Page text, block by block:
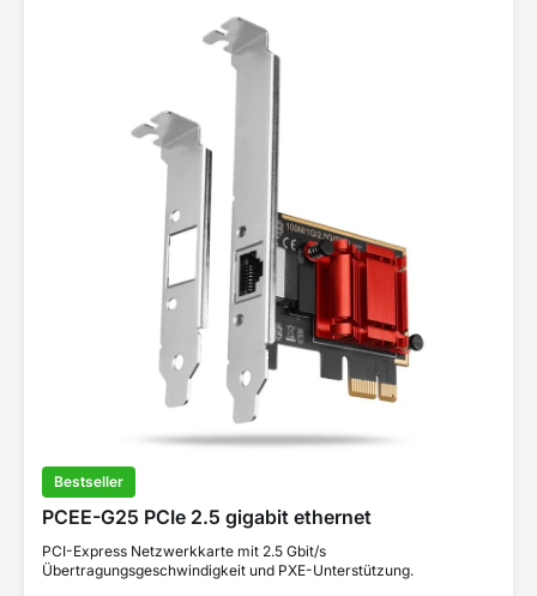
Bestseller
PCEE-G25 PCIe 2.5 gigabit ethernet
PCI-Express Netzwerkkarte mit 2.5 Gbit/s
Übertragungsgeschwindigkeit und PXE-Unterstützung.